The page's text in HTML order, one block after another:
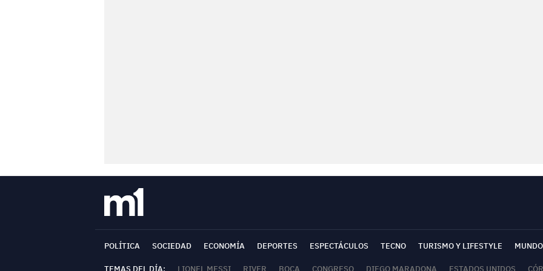
POLÍTICA SOCIEDAD ECONOMÍA DEPORTES ESPECTÁCULOS TECNO TURISMO Y LIFESTYLE MUNDO